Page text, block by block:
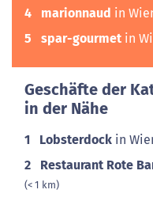
4 marionnaud in
5 spar-gourmet in
Geschäfte der
in der Nähe
1 Lobsterdock in
2 Restaurant Rote
(< 1 km)